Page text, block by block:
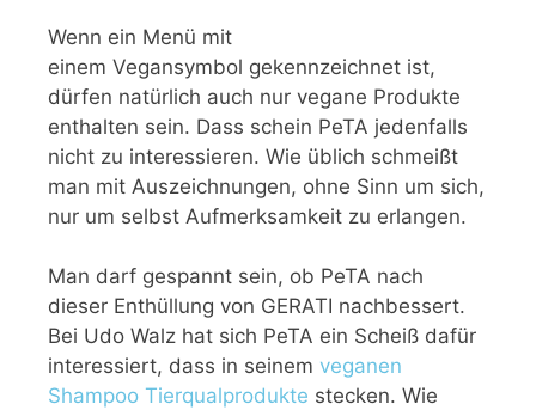
Wenn ein Menü mit
einem Vegansymbol gekennzeichnet ist,
dürfen natürlich auch nur vegane Produkte
enthalten sein. Dass schein PeTA jedenfalls
nicht zu interessieren. Wie üblich schmeißt
man mit Auszeichnungen, ohne Sinn um sich,
nur um selbst Aufmerksamkeit zu erlangen.
Man darf gespannt sein, ob PeTA nach
dieser Enthüllung von GERATI nachbessert.
Bei Udo Walz hat sich PeTA ein Scheiß dafür
interessiert, dass in seinem veganen
Shampoo Tierqualprodukte stecken. Wie